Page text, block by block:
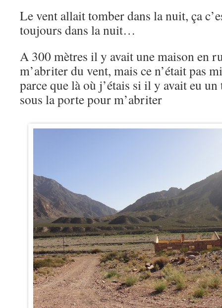
Le vent allait tomber dans la nuit, ça
toujours dans la nuit…
A 300 mètres il y avait une maison en
m’abriter du vent, mais ce n’était pas
parce que là où j’étais si il y avait eu
sous la porte pour m’abriter